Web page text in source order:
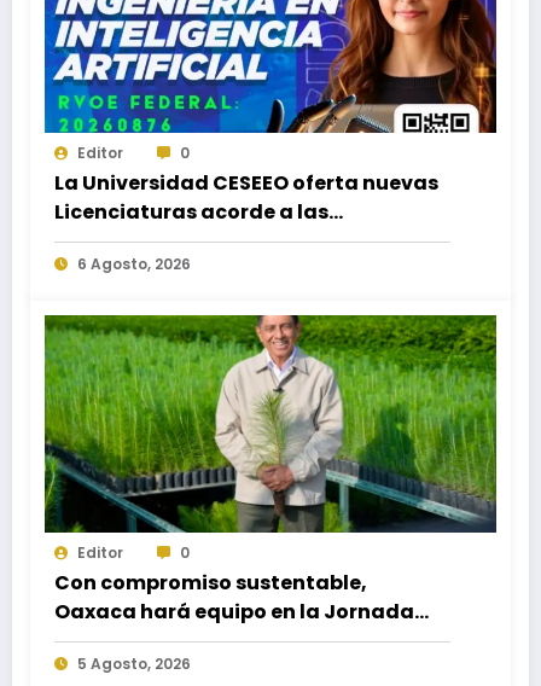
Editor 0
La Universidad CESEEO oferta nuevas
Licenciaturas acorde a las
necesidades educativas de los
egresados de escuelas del nivel medio
6 Agosto, 2026
Editor 0
Con compromiso sustentable,
Oaxaca hará equipo en la Jornada
Nacional de Reforestación 2026
5 Agosto, 2026